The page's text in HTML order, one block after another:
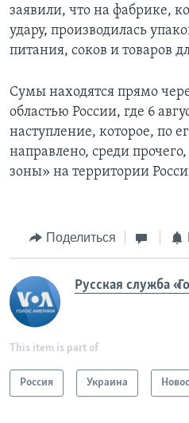
заявили, что на фабрике,
удару, производилась
питания, соков и товаров
Сумы находятся прямо
областью России, где 6
наступление, которое, по
направлено, среди
зоны» на территории
Поделиться
Русская служба
This item is part of
Россия Украина